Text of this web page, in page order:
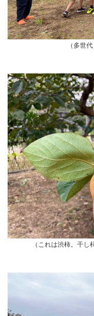
（多世
（これは渋柿。干し